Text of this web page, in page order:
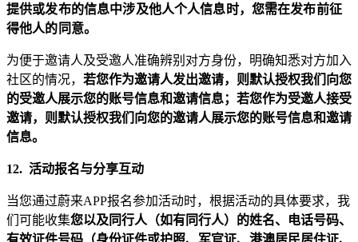
提供或发布的信息中涉及他人个人信息时，您需在发布前征
得他人的同意。
为便于邀请人及受邀人准确辨别对方身份，明确知悉对方加入
社区的情况， 若您作为邀请人发出邀请，则默认授权我们向您
的受邀人展示您的账号信息和邀请信息；若您作为受邀人接受
邀请，则默认授权我们向您的邀请人展示您的账号信息和邀请
信息。
12. 活动报名与分享互动
当您通过蔚来APP报名参加活动时，根据活动的具体要求，我
们可能收集您以及同行人（如有同行人）的姓名、电话号码、
有效证件号码（身份证件或护照、军官证、港澳居民居住证、